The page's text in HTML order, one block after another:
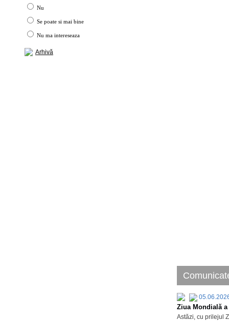
Nu
Se poate si mai bine
Nu ma intereseaza
Arhivă
Ziua Mondială
Astăzi, cu prilejul